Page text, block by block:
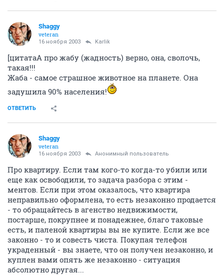
Shaggy
veteran
16 ноября 2003 Karlik
[цитатаА про жабу (жадность) верно, она, сволочь,
такая!!!
Жаба - самое страшное животное на планете. Она
задушила 90% населения!
ОТВЕТИТЬ
Shaggy
veteran
16 ноября 2003 Анонимный пользователь
Про квартиру. Если там кого-то когда-то убили или
еще как освободили, то задача разбора с этим -
ментов. Если при этом оказалось, что квартира
неправильно оформлена, то есть незаконно продается
- то обращайтесь в агенство недвижимости,
постарше, покрупнее и понадежнее, благо таковые
есть, и паленой квартиры вы не купите. Если же все
законно - то и совесть чиста. Покупая телефон
украденный - вы знаете, что он получен незаконно, и
куплен вами опять же незаконно - ситуация
абсолютно другая...